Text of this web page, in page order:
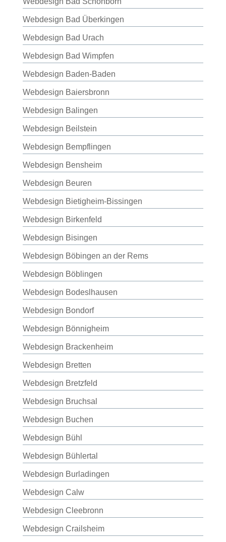
Webdesign Bad Überkingen
Webdesign Bad Urach
Webdesign Bad Wimpfen
Webdesign Baden-Baden
Webdesign Baiersbronn
Webdesign Balingen
Webdesign Beilstein
Webdesign Bempflingen
Webdesign Bensheim
Webdesign Beuren
Webdesign Bietigheim-Bissingen
Webdesign Birkenfeld
Webdesign Bisingen
Webdesign Böbingen an der Rems
Webdesign Böblingen
Webdesign Bodeslhausen
Webdesign Bondorf
Webdesign Bönnigheim
Webdesign Brackenheim
Webdesign Bretten
Webdesign Bretzfeld
Webdesign Bruchsal
Webdesign Buchen
Webdesign Bühl
Webdesign Bühlertal
Webdesign Burladingen
Webdesign Calw
Webdesign Cleebronn
Webdesign Crailsheim